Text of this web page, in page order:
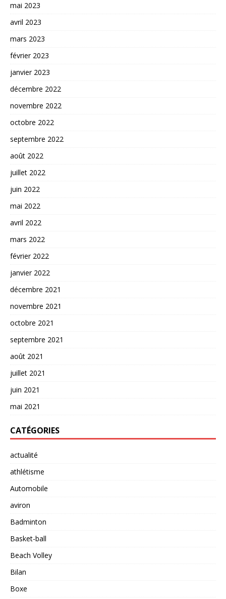
mai 2023
avril 2023
mars 2023
février 2023
janvier 2023
décembre 2022
novembre 2022
octobre 2022
septembre 2022
août 2022
juillet 2022
juin 2022
mai 2022
avril 2022
mars 2022
février 2022
janvier 2022
décembre 2021
novembre 2021
octobre 2021
septembre 2021
août 2021
juillet 2021
juin 2021
mai 2021
CATÉGORIES
actualité
athlétisme
Automobile
aviron
Badminton
Basket-ball
Beach Volley
Bilan
Boxe